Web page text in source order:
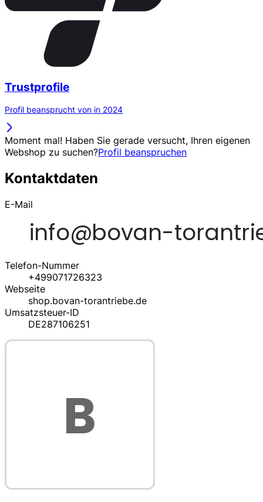
Trustprofile
Profil beansprucht von in 2024
Moment mal! Haben Sie gerade versucht, Ihren eigenen
Webshop zu suchen?Profil beanspruchen
Kontaktdaten
E-Mail
Telefon-Nummer
+499071726323
Webseite
shop.bovan-torantriebe.de
Umsatzsteuer-ID
DE287106251